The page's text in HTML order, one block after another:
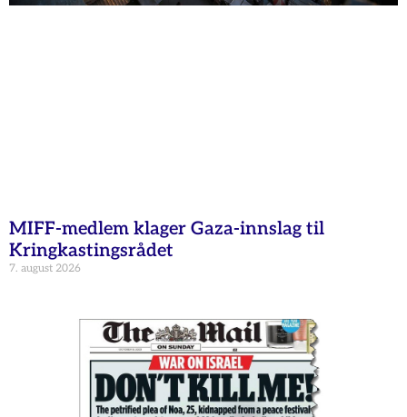
MIFF-medlem klager Gaza-innslag til
Kringkastingsrådet
7. august 2026